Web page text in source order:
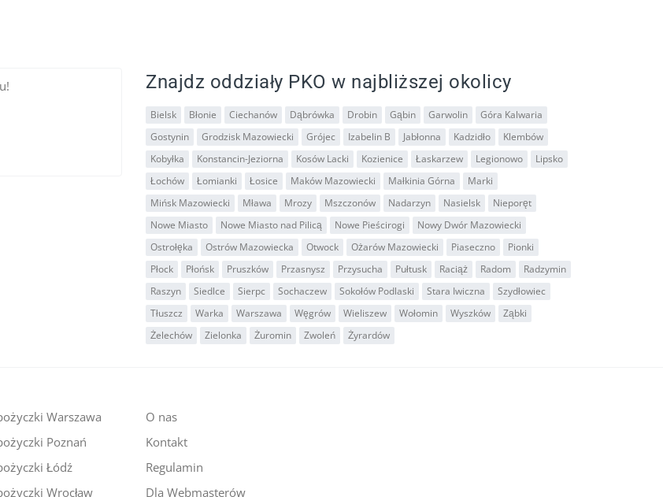
Znajdz oddziały PKO w najbliższej okolicy
Bielsk Błonie Ciechanów Dąbrówka Drobin Gąbin Garwolin
Góra Kalwaria
Gostynin
Grodzisk Mazowiecki Grójec Izabelin B Jabłonna Kadzidło
Klembów
Kobyłka
Konstancin-Jeziorna Kosów Lacki Kozienice Łaskarzew Legionowo
Lipsko
Łochów
Łomianki Łosice Maków Mazowiecki Małkinia Górna
Marki
Mińsk Mazowiecki
Mława Mrozy Mszczonów Nadarzyn Nasielsk
Nieporęt
Nowe Miasto
Nowe Miasto nad Pilicą Nowe Pieścirogi
Nowy Dwór Mazowiecki
Ostrołęka
Ostrów Mazowiecka Otwock Ożarów Mazowiecki Piaseczno
Pionki
Płock
Płońsk Pruszków Przasnysz Przysucha Pułtusk Raciąż Radom
Radzymin
Raszyn
Siedlce Sierpc Sochaczew Sokołów Podlaski Stara Iwiczna
Szydłowiec
Tłuszcz
Warka Warszawa Węgrów Wieliszew Wołomin Wyszków
Ząbki
Żelechów
Zielonka Żuromin Zwoleń Żyrardów
Warszawa
Poznań
Łódź
Wrocław
O nas
Kontakt
Regulamin
Dla Webmasterów